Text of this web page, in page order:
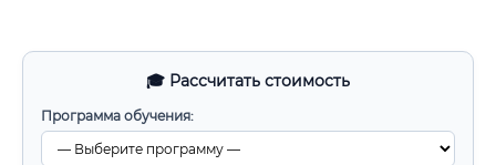
🎓 Рассчитать стоимость
Программа обучения: